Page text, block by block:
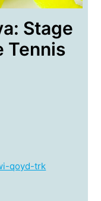
Stage
Tennis
qoyd-trk